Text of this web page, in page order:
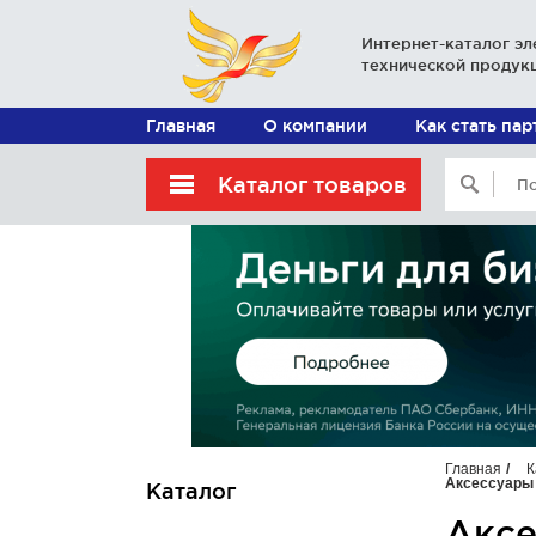
Интернет-каталог
технической
Главная О компании Как стать
Каталог товаров
Каталог
Главная
Аксессуары